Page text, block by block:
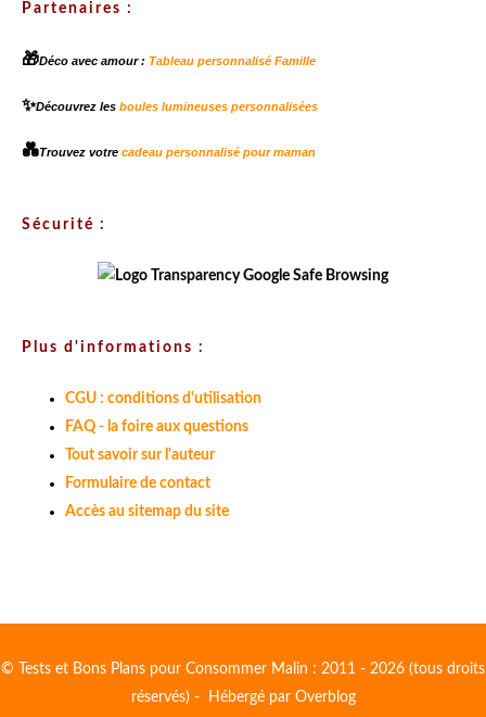
Partenaires :
🎁Déco avec amour : Tableau personnalisé Famille
✨Découvrez les boules lumineuses personnalisées
💑Trouvez votre cadeau personnalisé pour maman
Sécurité :
Plus d'informations :
CGU : conditions d'utilisation
FAQ - la foire aux questions
Tout savoir sur l'auteur
Formulaire de contact
Accès au sitemap du site
© Tests et Bons Plans pour Consommer Malin : 2011 - 2026 (tous droits
réservés) - Hébergé par Overblog